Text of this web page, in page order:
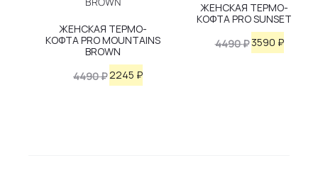
ЖЕНСКАЯ ТЕРМО-
КОФТА PRO MOUNTAINS
BROWN
4490₽ Первоначальная
2245 ₽Текущая
ЖЕНСКАЯ ТЕРМО-
КОФТА PRO SUNSET
4490₽ 3590 ₽